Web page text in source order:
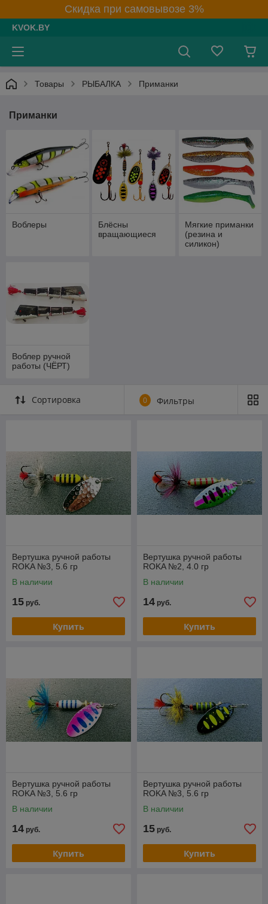
Скидка при самовывозе 3%
KVOK.BY
Товары РЫБАЛКА Приманки
Приманки
Воблеры
Блёсны
вращающиеся
Мягкие приманки
(резина и
силикон)
Воблер ручной
работы (ЧЁРТ)
Сортировка 0 Фильтры
Вертушка ручной работы
ROKA №3, 5.6 гр
В наличии
15 руб.
Купить
Вертушка ручной работы
ROKA №2, 4.0 гр
В наличии
14 руб.
Купить
Вертушка ручной работы
ROKA №3, 5.6 гр
В наличии
14 руб.
Купить
Вертушка ручной работы
ROKA №3, 5.6 гр
В наличии
15 руб.
Купить